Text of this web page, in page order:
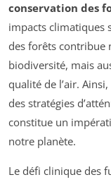
conservation des
impacts climatiques
des forêts contribue
biodiversité, mais
qualité de l’air.
des stratégies
constitue un
notre planète.
Le défi clinique des